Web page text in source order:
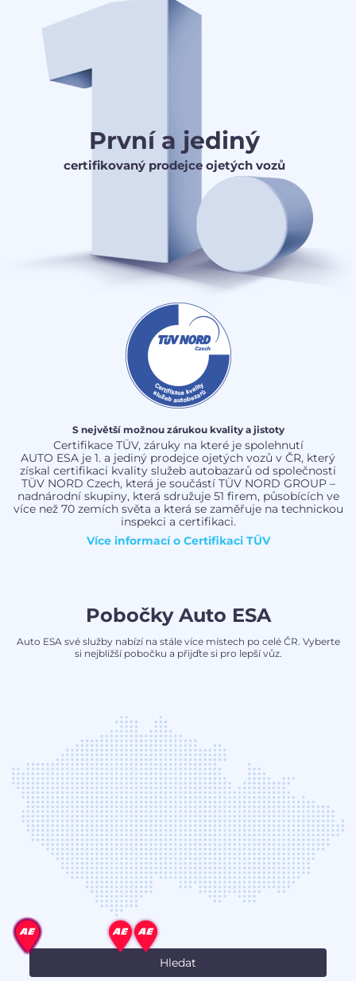
První a jediný
certifikovaný prodejce ojetých vozů
S největší možnou zárukou kvality a jistoty
Certifikace TÜV, záruky na které je spolehnutí
AUTO ESA je 1. a jediný prodejce ojetých vozů v ČR, který
získal certifikaci kvality služeb autobazarů od společnosti
TÜV NORD Czech, která je součástí TÜV NORD GROUP –
nadnárodní skupiny, která sdružuje 51 firem, působících ve
více než 70 zemích světa a která se zaměřuje na technickou
inspekci a certifikaci.
Více informací o Certifikaci TÜV
Pobočky Auto ESA
Auto ESA své služby nabízí na stále více místech po celé ČR. Vyberte
si nejbližší pobočku a přijďte si pro lepší vůz.